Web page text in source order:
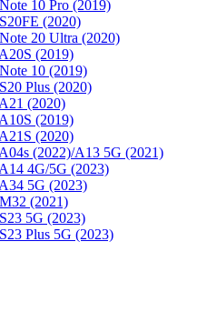
10 Pro (2019)
(2020)
20 Ultra (2020)
(2019)
10 (2019)
Plus (2020)
(2020)
(2019)
(2020)
(2022)/А13 5G (2021)
4G/5G (2023)
5G (2023)
(2021)
5G (2023)
Plus 5G (2023)